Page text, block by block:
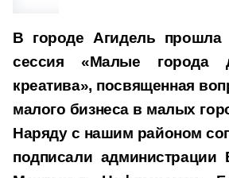
В городе Агидель прошла
сессия «Малые города
креатива», посвященная
малого бизнеса в малых
Наряду с нашим районом
подписали администрации